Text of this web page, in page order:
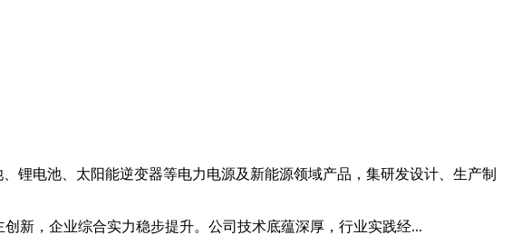
电池、太阳能逆变器等电力电源及新能源领域产品，集研发设计、生产制
，企业综合实力稳步提升。公司技术底蕴深厚，行业实践经...